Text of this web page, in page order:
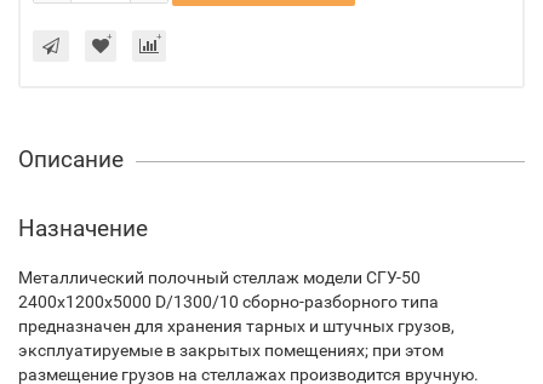
Описание
Назначение
Металлический полочный стеллаж модели СГУ-50
2400х1200х5000 D/1300/10 сборно-разборного типа
предназначен для хранения тарных и штучных грузов,
эксплуатируемые в закрытых помещениях; при этом
размещение грузов на стеллажах производится вручную.